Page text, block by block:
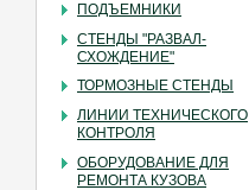
ПОДЪЕМНИКИ
СТЕНДЫ "РАЗВАЛ-
СХОЖДЕНИЕ"
ТОРМОЗНЫЕ СТЕНДЫ
ЛИНИИ ТЕХНИЧЕСКОГО
КОНТРОЛЯ
ОБОРУДОВАНИЕ ДЛЯ
РЕМОНТА КУЗОВА